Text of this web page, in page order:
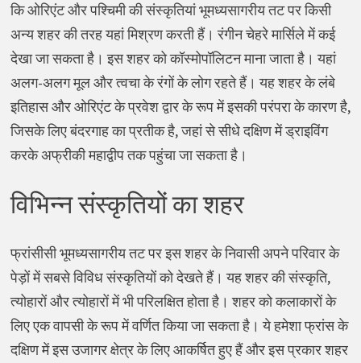
कि ओरिएंट और पश्चिमी की संस्कृतियां भूमध्यसागरीय तट पर किसी
अन्य शहर की तरह यहां मिश्रण करती हैं। रंगीन चेहरे मार्सिले में कई
देखा जा सकता है। इस शहर को कॉस्मोपॉलिटन माना जाता है। यहां
अलग-अलग मूल और त्वचा के रंगों के लोग रहते हैं। यह शहर के लंबे
इतिहास और ओरिएंट के प्रवेश द्वार के रूप में इसकी परंपरा के कारण है,
जिसके लिए बंदरगाह का प्रतीक है, जहां से सीधे दक्षिण में ड्राइविंग
करके अफ्रीकी महाद्वीप तक पहुंचा जा सकता है।
विभिन्न संस्कृतियों का शहर
फ्रांसीसी भूमध्यसागरीय तट पर इस शहर के निवासी अपने परिवार के
पेड़ों में सबसे विविध संस्कृतियों को देखते हैं। यह शहर की संस्कृति,
त्योहारों और त्योहारों में भी परिलक्षित होता है। शहर को कलाकारों के
लिए एक वापसी के रूप में वर्णित किया जा सकता है। ये हमेशा फ्रांस के
दक्षिण में इस उजागर क्षेत्र के लिए आकर्षित हुए हैं और इस प्रकार शहर